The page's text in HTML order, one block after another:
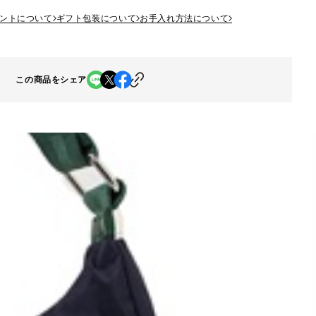
トについて ギフト包装について お手入れ方法について
この商品をシェア